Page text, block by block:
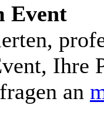
Event
Ihre
an